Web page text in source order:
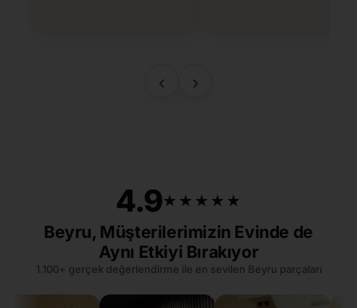
‹ ›
4.9★★★★★
★★★★★
Beyru, Müşterilerimizin Evinde de
Aynı Etkiyi Bırakıyor
1.100+ gerçek değerlendirme ile en sevilen Beyru parçaları